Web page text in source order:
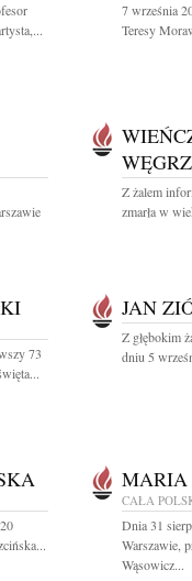
7 września
Teresy
Z żalem
zmarła w
73
JAN
Z głębokim
dniu 5
MARIA
CAŁA
Dnia 31
Warszawie,
Wąsowicz...